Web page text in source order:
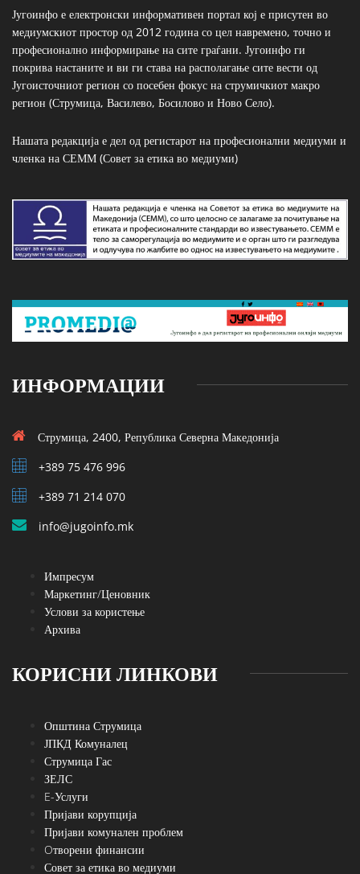
Југоинфо е електронски информативен портал кој е присутен во
медиумскиот простор од 2012 година со цел навремено, точно и
професионално информирање на сите граѓани. Југоинфо ги
покрива настаните и ви ги става на располагање сите вести од
Југоисточниот регион со посебен фокус на струмичкиот макро
регион (Струмица, Василево, Босилово и Ново Село).
Нашата редакција е дел од регистарот на професионални медиуми и
членка на СЕММ (Совет за етика во медиуми)
ИНФОРМАЦИИ
Струмица, 2400, Република Северна Македонија
+389 75 476 996
+389 71 214 070
info@jugoinfo.mk
Импресум
Маркетинг/Ценовник
Услови за користење
Архива
КОРИСНИ ЛИНКОВИ
Општина Струмица
ЈПКД Комуналец
Струмица Гас
ЗЕЛС
E-Услуги
Пријави корупција
Пријави комунален проблем
Oтворени финансии
Совет за етика во медиуми